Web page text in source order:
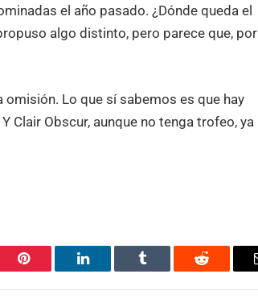
el año pasado. ¿Dónde queda el
algo distinto, pero parece que, por
Lo que sí sabemos es que hay
Clair Obscur, aunque no tenga trofeo, ya
Pinterest LinkedIn Tumblr Reddit